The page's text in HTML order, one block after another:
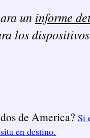
un informe
los
de America? Si
en destino.